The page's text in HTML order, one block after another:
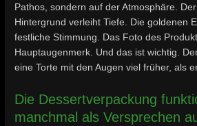
Pathos, sondern auf der Atmosphäre.
Hintergrund verleiht Tiefe. Die goldenen
festliche Stimmung. Das Foto des
Hauptaugenmerk. Und das ist wichtig.
eine Torte mit den Augen viel früher, als
Die Dessertverpackung
manchmal als Versprechen